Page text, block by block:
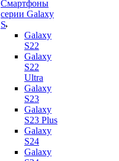
Смартфоны
серии Galaxy
S
Galaxy
S22
Galaxy
S22
Ultra
Galaxy
S23
Galaxy
S23 Plus
Galaxy
S24
Galaxy